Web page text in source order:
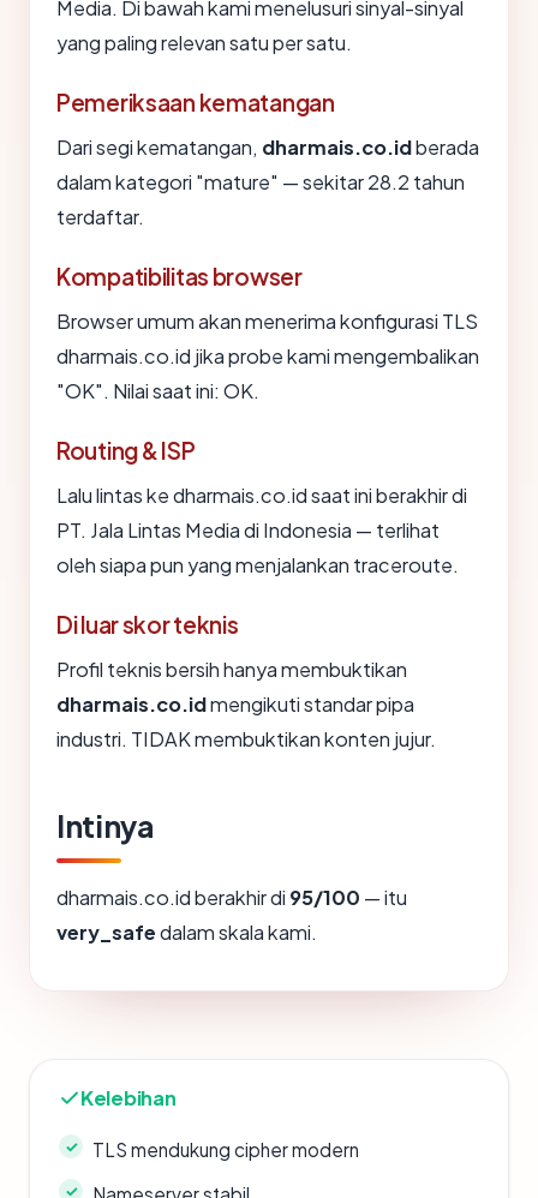
Media. Di bawah kami menelusuri sinyal-sinyal
yang paling relevan satu per satu.
Pemeriksaan kematangan
Dari segi kematangan, dharmais.co.idberada
dalam kategori "mature" — sekitar 28.2 tahun
terdaftar.
Kompatibilitas browser
Browser umum akan menerima konfigurasi TLS
dharmais.co.id jika probe kami mengembalikan
"OK". Nilai saat ini: OK.
Routing & ISP
Lalu lintas ke dharmais.co.id saat ini berakhir di
PT. Jala Lintas Media di Indonesia — terlihat
oleh siapa pun yang menjalankan traceroute.
Di luar skor teknis
Profil teknis bersih hanya membuktikan
dharmais.co.idmengikuti standar pipa
industri. TIDAK membuktikan konten jujur.
Intinya
dharmais.co.id berakhir di 95/100 — itu
very_safedalam skala kami.
Kelebihan
TLS mendukung cipher modern